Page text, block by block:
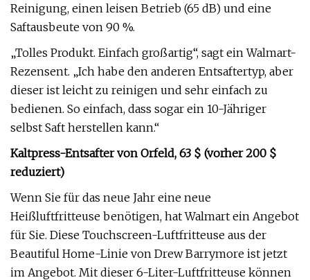
Reinigung, einen leisen Betrieb (65 dB) und eine
Saftausbeute von 90 %.
„Tolles Produkt. Einfach großartig“, sagt ein Walmart-
Rezensent. „Ich habe den anderen Entsaftertyp, aber
dieser ist leicht zu reinigen und sehr einfach zu
bedienen. So einfach, dass sogar ein 10-Jähriger
selbst Saft herstellen kann.“
Kaltpress-Entsafter von Orfeld, 63 $ (vorher 200 $
reduziert)
Wenn Sie für das neue Jahr eine neue
Heißluftfritteuse benötigen, hat Walmart ein Angebot
für Sie. Diese Touchscreen-Luftfritteuse aus der
Beautiful Home-Linie von Drew Barrymore ist jetzt
im Angebot. Mit dieser 6-Liter-Luftfritteuse können